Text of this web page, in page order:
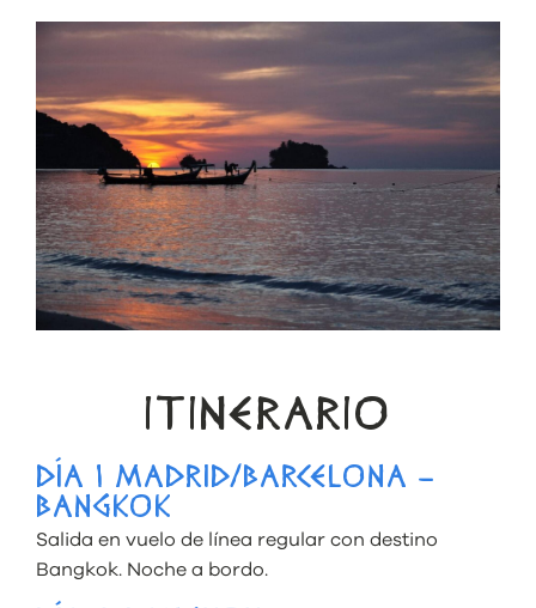
ITINERARIO
DÍA 1 MADRID/BARCELONA –
BANGKOK
Salida en vuelo de línea regular con destino
Bangkok. Noche a bordo.